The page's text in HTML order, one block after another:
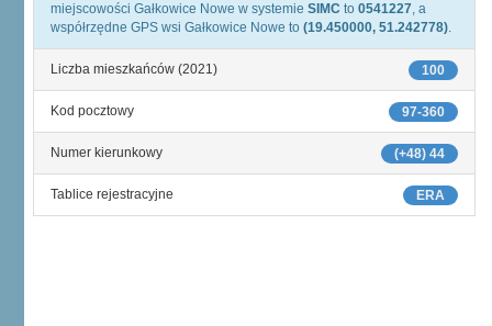
miejscowości Gałkowice Nowe w systemie SIMC to 0541227, a
współrzędne GPS wsi Gałkowice Nowe to (19.450000, 51.242778).
100
Liczba mieszkańców (2021)
97-360
Kod pocztowy
(+48) 44
Numer kierunkowy
ERA
Tablice rejestracyjne